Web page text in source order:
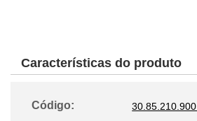
Características do produto
Código: 30.85.210.900